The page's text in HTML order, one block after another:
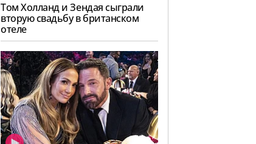
Том Холланд и Зендая сыграли
вторую свадьбу в британском
отеле